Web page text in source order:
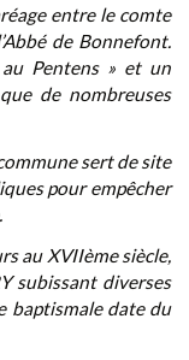
entre le comte
de Bonnefont.
au Pentens » et un
de nombreuses
sert de site
pour empêcher
au XVIIème siècle,
subissant diverses
baptismale date du